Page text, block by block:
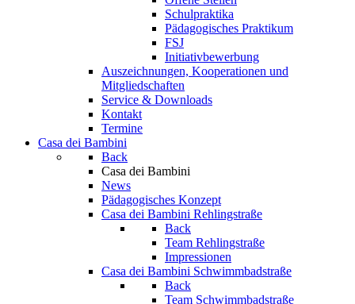
Schulpraktika
Pädagogisches Praktikum
FSJ
Initiativbewerbung
Auszeichnungen, Kooperationen und
Mitgliedschaften
Service & Downloads
Kontakt
Termine
Casa dei Bambini
Back
Casa dei Bambini
News
Pädagogisches Konzept
Casa dei Bambini Rehlingstraße
Back
Team Rehlingstraße
Impressionen
Casa dei Bambini Schwimmbadstraße
Back
Team Schwimmbadstraße